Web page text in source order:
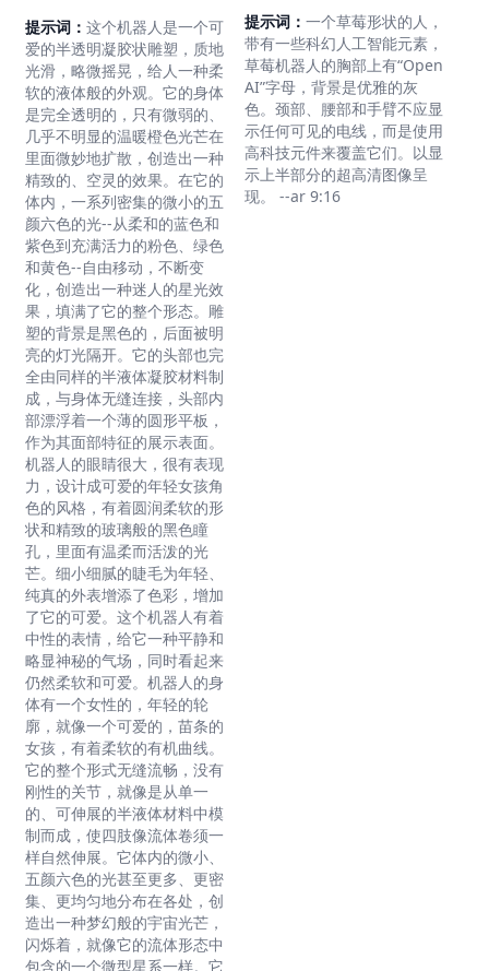
提示词： 这个机器人是一个可
爱的半透明凝胶状雕塑，质地
光滑，略微摇晃，给人一种柔
软的液体般的外观。它的身体
是完全透明的，只有微弱的、
几乎不明显的温暖橙色光芒在
里面微妙地扩散，创造出一种
精致的、空灵的效果。在它的
体内，一系列密集的微小的五
颜六色的光--从柔和的蓝色和
紫色到充满活力的粉色、绿色
和黄色--自由移动，不断变
化，创造出一种迷人的星光效
果，填满了它的整个形态。雕
塑的背景是黑色的，后面被明
亮的灯光隔开。它的头部也完
全由同样的半液体凝胶材料制
成，与身体无缝连接，头部内
部漂浮着一个薄的圆形平板，
作为其面部特征的展示表面。
机器人的眼睛很大，很有表现
力，设计成可爱的年轻女孩角
色的风格，有着圆润柔软的形
状和精致的玻璃般的黑色瞳
孔，里面有温柔而活泼的光
芒。细小细腻的睫毛为年轻、
纯真的外表增添了色彩，增加
了它的可爱。这个机器人有着
中性的表情，给它一种平静和
略显神秘的气场，同时看起来
仍然柔软和可爱。机器人的身
体有一个女性的，年轻的轮
廓，就像一个可爱的，苗条的
女孩，有着柔软的有机曲线。
它的整个形式无缝流畅，没有
刚性的关节，就像是从单一
的、可伸展的半液体材料中模
制而成，使四肢像流体卷须一
样自然伸展。它体内的微小、
五颜六色的光甚至更多、更密
集、更均匀地分布在各处，创
造出一种梦幻般的宇宙光芒，
闪烁着，就像它的流体形态中
包含的一个微型星系一样。它
提示词： 一个草莓形状的人，
带有一些科幻人工智能元素，
草莓机器人的胸部上有“Open
AI”字母，背景是优雅的灰
色。颈部、腰部和手臂不应显
示任何可见的电线，而是使用
高科技元件来覆盖它们。以显
示上半部分的超高清图像呈
现。 --ar 9:16